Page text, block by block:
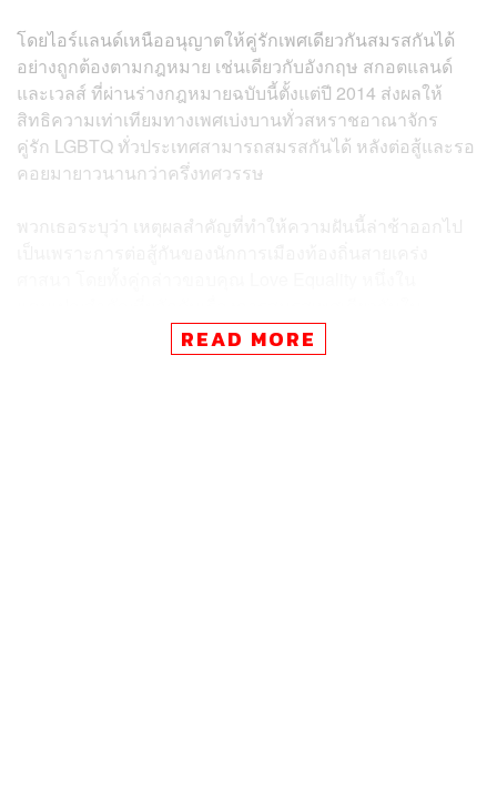
โดยไอร์แลนด์เหนืออนุญาตให้คู่รักเพศเดียวกันสมรสกันได้
อย่างถูกต้องตามกฎหมาย เช่นเดียวกับอังกฤษ สกอตแลนด์
และเวลส์ ที่ผ่านร่างกฎหมายฉบับนี้ตั้งแต่ปี 2014 ส่งผลให้
สิทธิความเท่าเทียมทางเพศเบ่งบานทั่วสหราชอาณาจักร
คู่รัก LGBTQ ทั่วประเทศสามารถสมรสกันได้ หลังต่อสู้และรอ
คอยมายาวนานกว่าครึ่งทศวรรษ
พวกเธอระบุว่า เหตุผลสำคัญที่ทำให้ความฝันนี้ล่าช้าออกไป
ไอร์แลนด์เหนือตลอดหลายปีที่ผ่านมา รวมถึงขอบคุณนักการ
เมืองทุกคนที่มีส่วนสำคัญในการสร้างความเปลี่ยนแปลงใน
READ MORE